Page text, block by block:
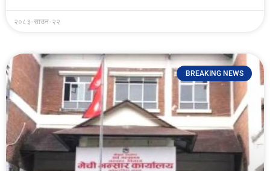
२०८३-साउन-२२
BREAKING NEWS